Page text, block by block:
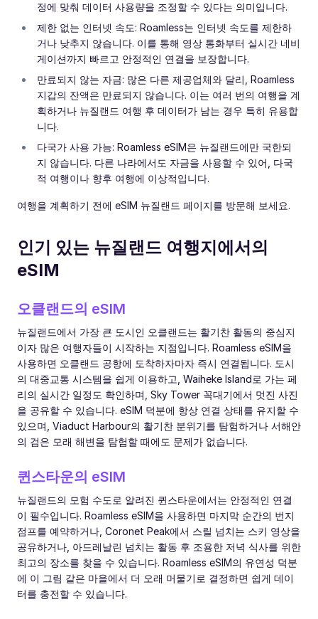
정에 맞춰 데이터 사용량을 조정할 수 있다는 의미입니다.
제한 없는 인터넷 속도: Roamless는 인터넷 속도를 제한하
거나 낮추지 않습니다. 이를 통해 영상 통화부터 실시간 네비
게이션까지 빠르고 안정적인 연결을 보장합니다.
만료되지 않는 자금: 많은 다른 제공업체와 달리, Roamless
지갑의 잔액은 만료되지 않습니다. 이는 여러 번의 여행을 계
획하거나 뉴질랜드 여행 후 데이터가 남는 경우 특히 유용합
니다.
다국가 사용 가능: Roamless eSIM은 뉴질랜드에만 국한되
지 않습니다. 다른 나라에서도 자금을 사용할 수 있어, 다국
적 여행이나 향후 여행에 이상적입니다.
여행을 계획하기 전에 eSIM 뉴질랜드 페이지를 방문해 보세요.
인기 있는 뉴질랜드 여행지에서의
eSIM
오클랜드의 eSIM
뉴질랜드에서 가장 큰 도시인 오클랜드는 활기찬 활동의 중심지
이자 많은 여행자들이 시작하는 지점입니다. Roamless eSIM을
사용하면 오클랜드 공항에 도착하자마자 즉시 연결됩니다. 도시
의 대중교통 시스템을 쉽게 이용하고, Waiheke Island로 가는 페
리의 실시간 일정도 확인하며, Sky Tower 꼭대기에서 멋진 사진
을 공유할 수 있습니다. eSIM 덕분에 항상 연결 상태를 유지할 수
있으며, Viaduct Harbour의 활기찬 분위기를 탐험하거나 서해안
의 검은 모래 해변을 탐험할 때에도 문제가 없습니다.
퀸스타운의 eSIM
뉴질랜드의 모험 수도로 알려진 퀸스타운에서는 안정적인 연결
이 필수입니다. Roamless eSIM을 사용하면 마지막 순간의 번지
점프를 예약하거나, Coronet Peak에서 스릴 넘치는 스키 영상을
공유하거나, 아드레날린 넘치는 활동 후 조용한 저녁 식사를 위한
최고의 장소를 찾을 수 있습니다. Roamless eSIM의 유연성 덕분
에 이 그림 같은 마을에서 더 오래 머물기로 결정하면 쉽게 데이
터를 충전할 수 있습니다.